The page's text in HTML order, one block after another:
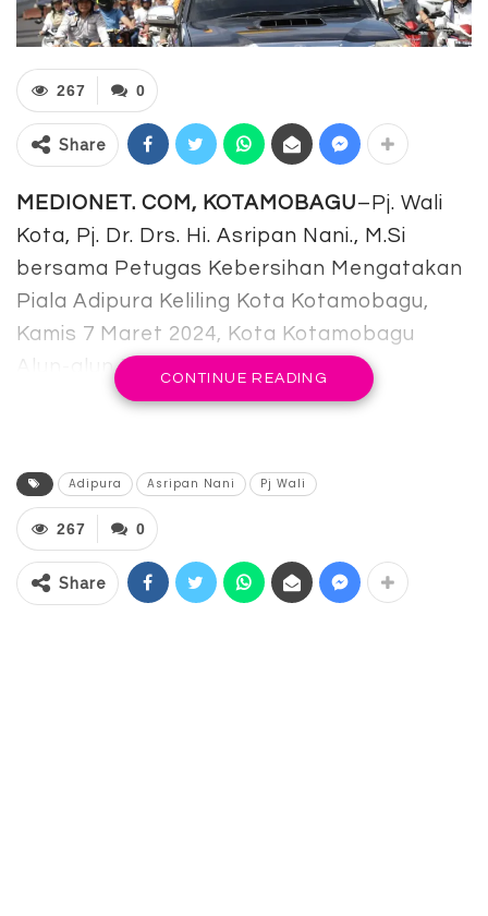
0
267
Share
MEDIONET. COM, KOTAMOBAGU–Pj. Wali
Kota, Pj. Dr. Drs. Hi. Asripan Nani., M.Si
bersama Petugas Kebersihan Mengatakan
Piala Adipura Keliling Kota Kotamobagu,
Kamis 7 Maret 2024, Kota Kotamobagu
Alun-alun Boki Hontinimbang.
Gerbang masuk Kota Kotamobagu,
kemudian Pj. Wali Kota yang didampingi 2
orang Petugas Kebersihan serta Nanu dan
Uyo Kotamobagu menaiki Kendaraan serta
CONTINUE READING
Adipura Asripan Nani Pj Wali
0
267
Share